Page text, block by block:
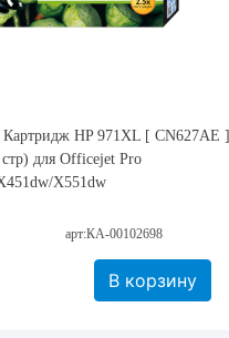
HP 971XL [ CN627AE ]
для Officejet Pro
X551dw
арт:КА-00102698
В корзину